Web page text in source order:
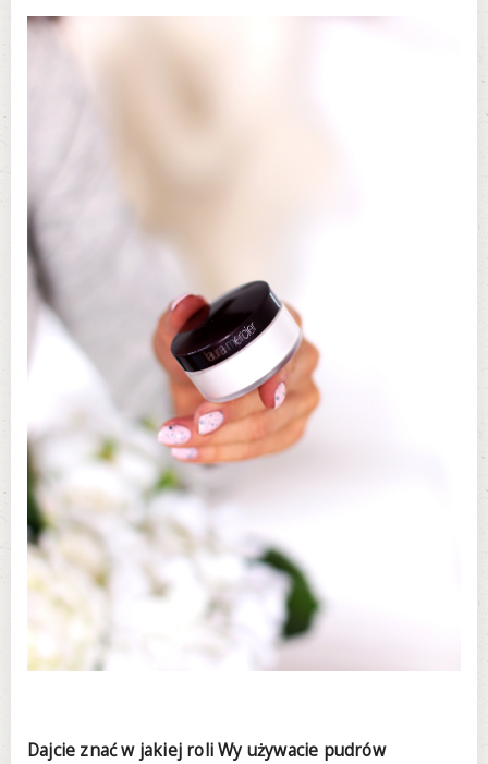
Dajcie znać w jakiej roli Wy używacie pudrów